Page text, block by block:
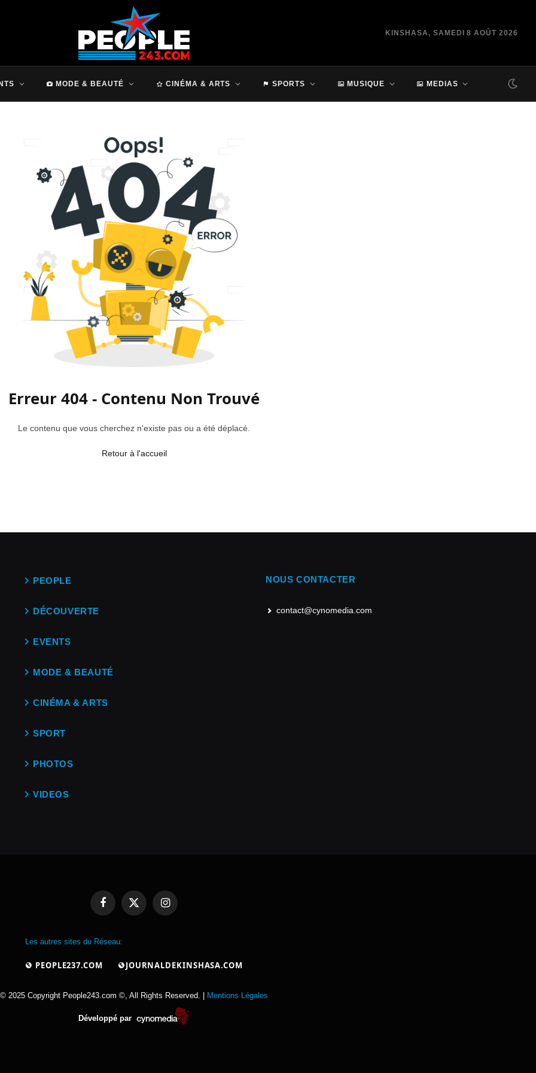
KINSHASA, SAMEDI 8 AOÛT 2026
MODE & BEAUTÉ CINÉMA & ARTS SPORTS MUSIQUE MEDIAS
Erreur 404 - Contenu Non Trouvé
Le contenu que vous cherchez n'existe pas ou a été déplacé.
Retour à l'accueil
PEOPLE
DÉCOUVERTE
EVENTS
MODE & BEAUTÉ
CINÉMA & ARTS
SPORT
PHOTOS
VIDEOS
NOUS CONTACTER
contact@cynomedia.com
FacebookX
Instagram
Les autres sites du Réseau:
PEOPLE237.COM JOURNALDEKINSHASA.COM
© 2025 Copyright People243.com ©, All Rights Reserved. | Mentions Légales
Développé par